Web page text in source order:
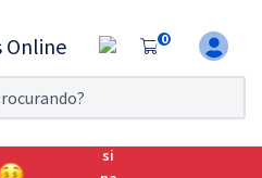
0
por 7 dias!